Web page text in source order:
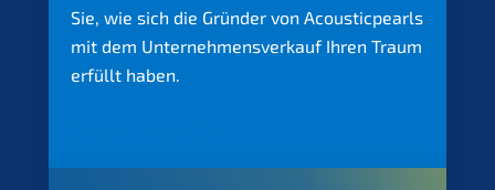
Sie, wie sich die Gründer von Acoustic­pearls
mit dem Unter­nehmens­verkauf Ihren Traum
erfüllt haben.